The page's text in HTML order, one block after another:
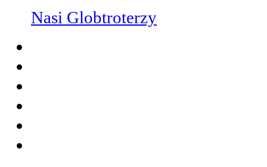
Nasi Globtroterzy